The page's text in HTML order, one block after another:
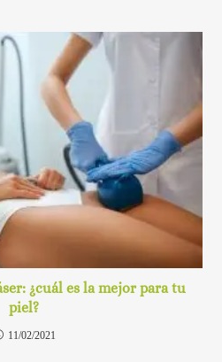
¿cuál es la mejor para tu
piel?
11/02/2021